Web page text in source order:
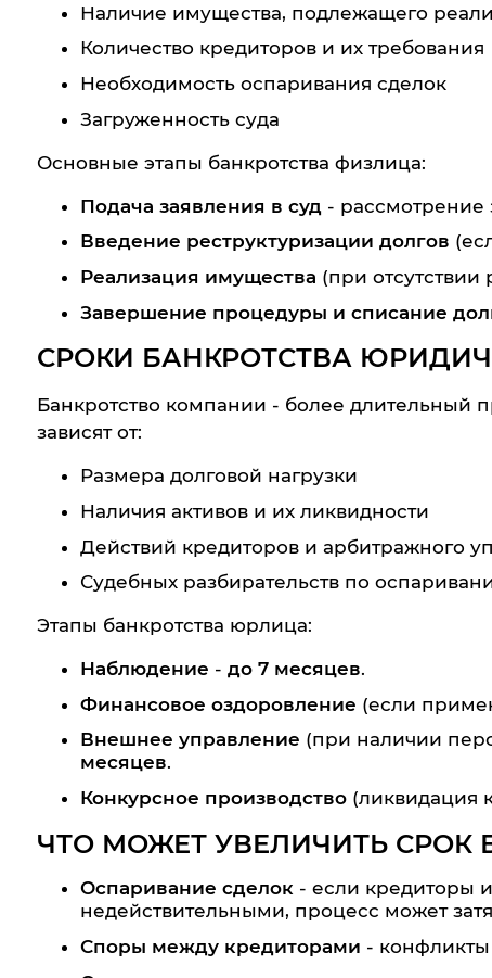
Наличие имущества, подлежащего
Количество кредиторов и их требования
Необходимость оспаривания сделок
Загруженность суда
Основные этапы банкротства физлица:
Подача заявления в суд- рассмотрение
Введение реструктуризации долгов
Реализация имущества (при отсутствии
Завершение процедуры и списание
СРОКИ БАНКРОТСТВА
Банкротство компании - более длительный
зависят от:
Размера долговой нагрузки
Наличия активов и их ликвидности
Действий кредиторов и арбитражного
Судебных разбирательств по
Этапы банкротства юрлица:
Наблюдение - до 7 месяцев.
Финансовое оздоровление (если
Внешнее управление (при наличии
месяцев.
Конкурсное производство(ликвидация
ЧТО МОЖЕТ УВЕЛИЧИТЬ СРОК
Оспаривание сделок- если кредиторы
недействительными, процесс может
Споры между кредиторами -